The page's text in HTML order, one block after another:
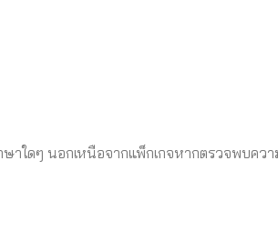
ษาใดๆ นอกเหนือจากแพ็กเกจหากตรวจพบคว